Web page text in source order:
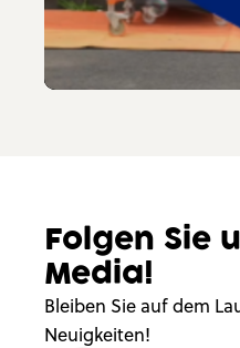
Folgen Sie
Media!
Bleiben Sie auf dem
Neuigkeiten!